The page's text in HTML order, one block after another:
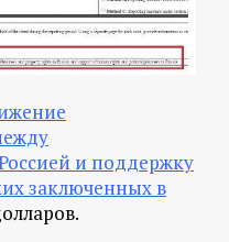
и поддержку
заключенных в